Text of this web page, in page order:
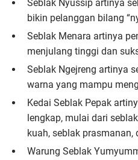
Seblak Nyussip artinya
bikin pelanggan bilang
Seblak Menara artinya
menjulang tinggi dan
Seblak Ngejreng artinya
warna yang mampu
Kedai Seblak Pepak
lengkap, mulai dari
kuah, seblak prasmanan,
Warung Seblak